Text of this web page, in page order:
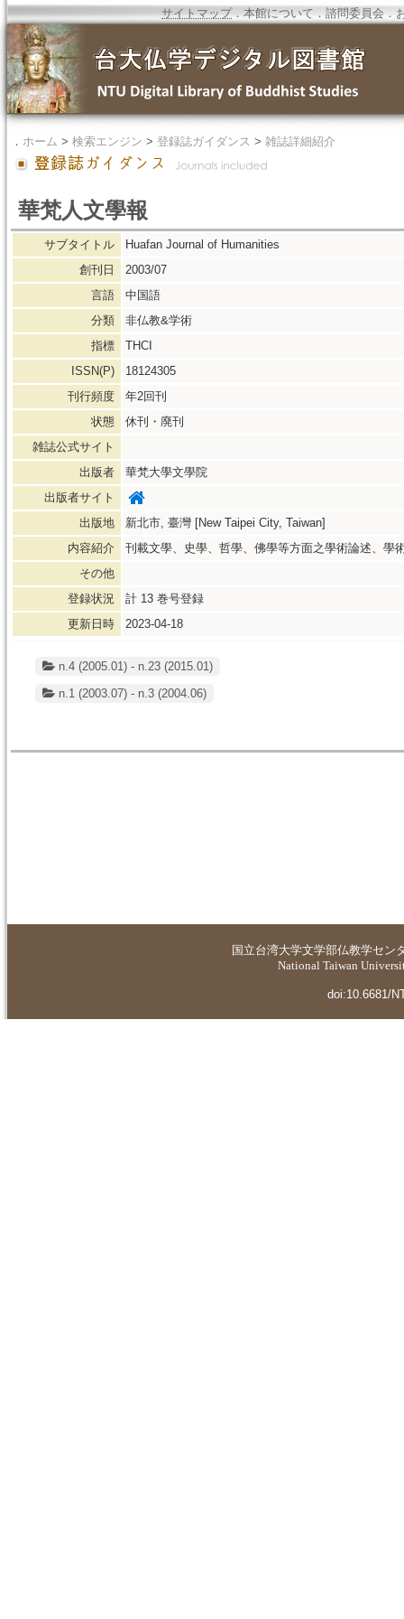
サイトマップ．本館について．諮問委員会．
． ホーム > 検索エンジン > 登録誌ガイダンス > 雑誌詳細紹介
華梵人文學報
サブタイトル
Huafan Journal of Humanities
創刊日
2003/07
言語
中国語
分類
非仏教&学術
指標
THCI
ISSN(P)
18124305
刊行頻度
年2回刊
状態
休刊・廃刊
雑誌公式サイト
出版者
華梵大學文學院
出版者サイト
出版地
新北市, 臺灣 [New Taipei City, Taiwan]
内容紹介
刊載文學、史學、哲學、佛學等方面之學術論述、學
その他
登録状況
計 13 巻号登録
更新日時
2023-04-18
n.4 (2005.01) - n.23 (2015.01)
n.1 (2003.07) - n.3 (2004.06)
国立台湾大学文学部仏教学セン
National Taiwan
doi:10.6681/